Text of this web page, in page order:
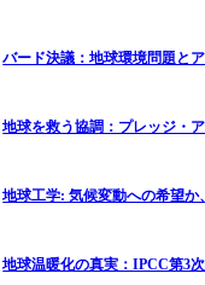
バード決議：地球環境問題と
地球を救う協調：プレッジ・
地球工学: 気候変動への希望か
地球温暖化の真実：IPCC第3